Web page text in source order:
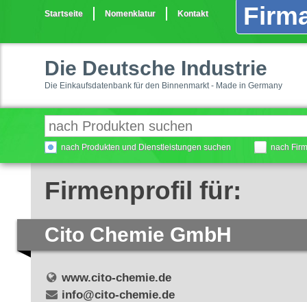
Startseite Nomenklatur Kontakt
Die Deutsche Industrie
Die Einkaufsdatenbank für den Binnenmarkt - Made in Germany
nach Produkten und Dienstleistungen suchen nach
Firmenprofil für:
Cito Chemie GmbH
www.cito-chemie.de
info@cito-chemie.de